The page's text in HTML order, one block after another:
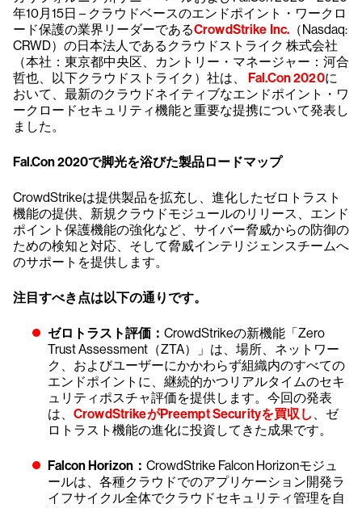
年10月15日 – クラウドベースのエンドポイント・ワークロ
ード保護の業界リーダーであるCrowdStrike Inc. （Nasdaq:
CRWD）の日本法人であるクラウドストライク 株式会社
（本社：東京都中央区、カントリー・マネージャー：河合
哲也、以下クラウドストライク）社は、 Fal.Con 2020に
おいて、最新のクラウドネイティブなエンドポイント・ワ
ークロードセキュリティ機能と重要な提携について発表し
ました。
Fal.Con 2020で脚光を浴びた製品ロードマップ
CrowdStrikeは提供製品を拡充し、進化したゼロトラスト
機能の提供、新規クラウドモジュールのリリース、エンド
ポイント保護機能の強化など、サイバー脅威からの防御の
ための検知と対応、そして脅威インテリジェンスチームへ
のサポートを提供します。
注目すべき点は以下の通りです。
ゼロトラスト評価： CrowdStrikeの新機能「Zero
Trust Assessment（ZTA）」は、場所、ネットワー
ク、およびユーザーにかかわらず組織内のすべての
エンドポイントに、継続的かつリアルタイムのセキ
ュリティポスチャ評価を提供します。今回の発表
は、 CrowdStrikeがPreempt Securityを買収し 、ゼ
ロトラスト機能の進化に投資してきた成果です。
Falcon Horizon： CrowdStrike Falcon Horizonモジュ
ールは、各種クラウドでのアプリケーション開発ラ
イフサイクル全体でクラウドセキュリティ管理を自